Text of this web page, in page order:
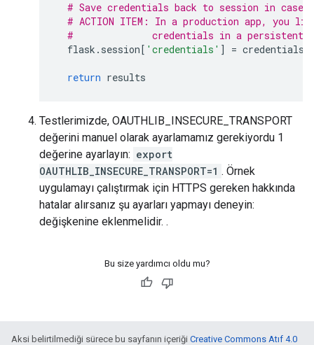
# Save credentials back to session in case
# ACTION ITEM: In a production app, you
#              credentials in a persistent
flask . session[ 'credentials' ] =
return results
Testlerimizde, OAUTHLIB_INSECURE_TRANSPORT
değerini manuel olarak ayarlamamız gerekiyordu 1
değerine ayarlayın: export
OAUTHLIB_INSECURE_TRANSPORT=1 . Örnek
uygulamayı çalıştırmak için HTTPS gereken hakkında
hatalar alırsanız şu ayarları yapmayı deneyin:
değişkenine eklenmelidir. .
Bu size yardımcı oldu mu?
Aksi belirtilmediği sürece bu sayfanın içeriği Creative Commons Atıf 4.0